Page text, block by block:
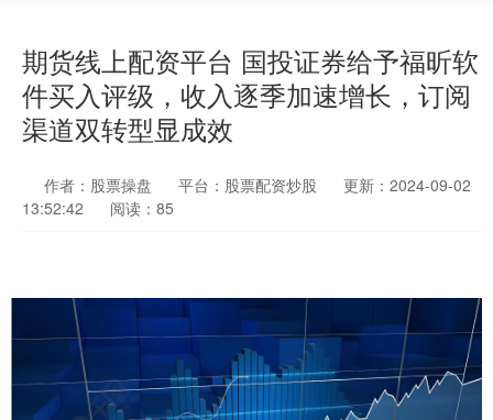
期货线上配资平台 国投证券给予福昕软
件买入评级，收入逐季加速增长，订阅
渠道双转型显成效
作者：股票操盘 平台：股票配资炒股
更新：2024-09-02
13:52:42
阅读：85